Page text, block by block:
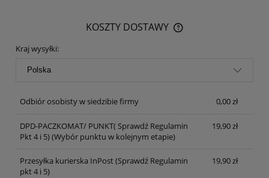
KOSZTY DOSTAWY
CENA NIE ZAWIERA EWENTUALNYCH KOSZTÓW PŁATNOŚCI
Kraj wysyłki:
Odbiór osobisty w siedzibie firmy 0,00 zł
DPD-PACZKOMAT/ PUNKT( Sprawdź Regulamin
Pkt 4 i 5)(Wybór punktu w kolejnym etapie)
19,90 zł
Przesyłka kurierska InPost (Sprawdź Regulamin
pkt 4 i 5)
19,90 zł